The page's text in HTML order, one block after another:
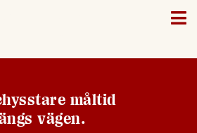
– 41
måltid
vägen.